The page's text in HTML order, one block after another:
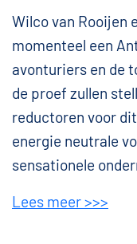
Wilco van Rooijen
momenteel een
avonturiers en de
de proef zullen
reductoren voor
energie neutrale
sensationele
Lees meer >>>